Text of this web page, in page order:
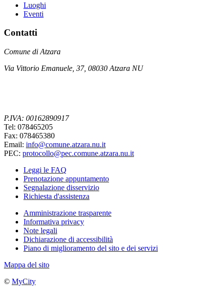
Luoghi
Eventi
Contatti
Comune di Atzara
Via Vittorio Emanuele, 37, 08030 Atzara NU
P.IVA: 00162890917
Tel: 078465205
Fax: 078465380
Email: info@comune.atzara.nu.it
PEC: protocollo@pec.comune.atzara.nu.it
Leggi le FAQ
Prenotazione appuntamento
Segnalazione disservizio
Richiesta d'assistenza
Amministrazione trasparente
Informativa privacy
Note legali
Dichiarazione di accessibilità
Piano di miglioramento del sito e dei servizi
Mappa del sito
© MyCity